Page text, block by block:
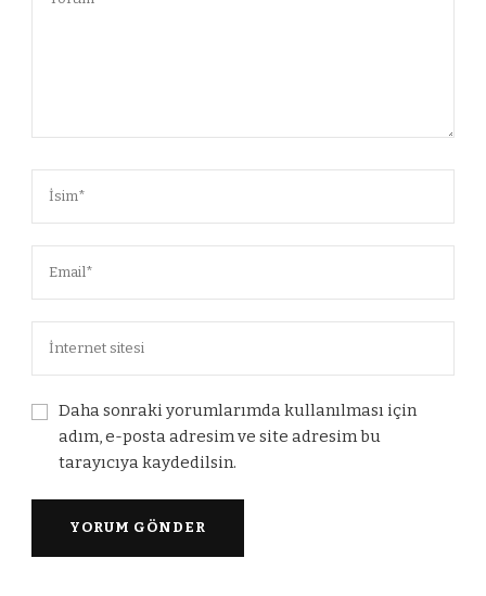
Daha sonraki yorumlarımda kullanılması için
adım, e-posta adresim ve site adresim bu
tarayıcıya kaydedilsin.